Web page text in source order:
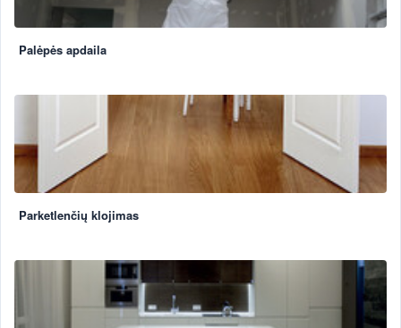
Palėpės apdaila
Parketlenčių klojimas